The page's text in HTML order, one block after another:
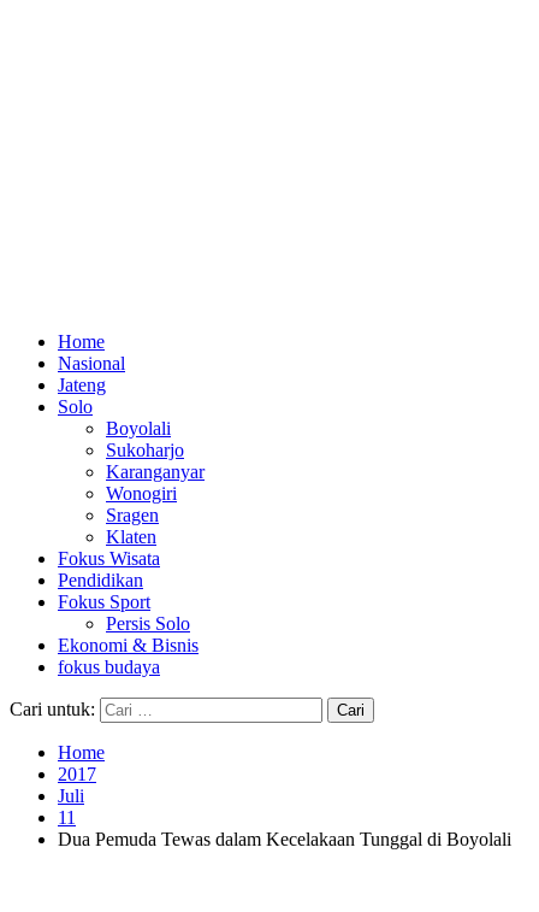
Home
Nasional
Jateng
Solo
Boyolali
Sukoharjo
Karanganyar
Wonogiri
Sragen
Klaten
Fokus Wisata
Pendidikan
Fokus Sport
Persis Solo
Ekonomi & Bisnis
fokus budaya
Cari untuk:
Home
2017
Juli
11
Dua Pemuda Tewas dalam Kecelakaan Tunggal di Boyolali